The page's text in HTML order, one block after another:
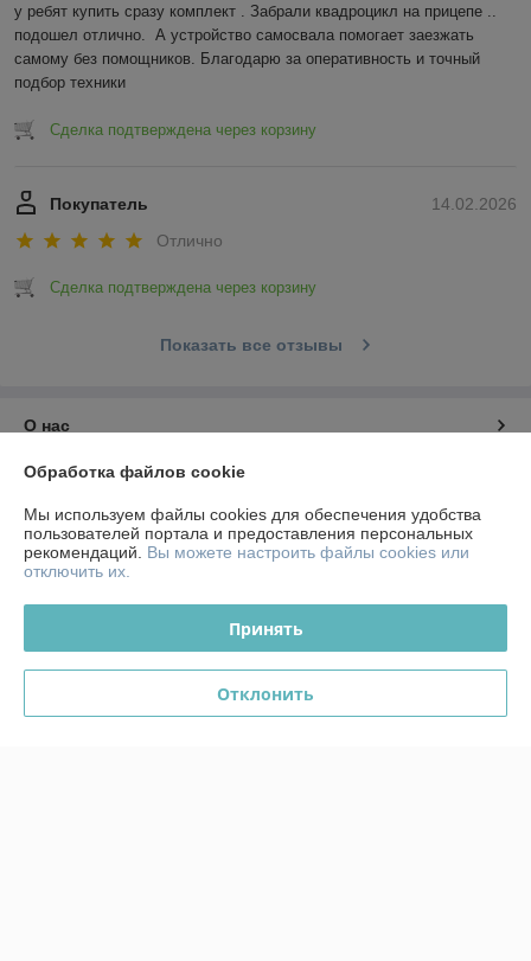
у ребят купить сразу комплект . Забрали квадроцикл на прицепе ..
подошел отлично.  А устройство самосвала помогает заезжать
самому без помощников. Благодарю за оперативность и точный
подбор техники
Сделка подтверждена через корзину
14.02.2026
Покупатель
Отлично
Сделка подтверждена через корзину
Показать все отзывы
О нас
Контакты
Доставка и оплата
Полная версия сайта
Политика обработки cookies
Обработка файлов cookie
Мы используем файлы cookies для обеспечения удобства
пользователей портала и предоставления персональных
рекомендаций. Вы можете настроить файлы cookies или
отключить их.
Принять
Отклонить